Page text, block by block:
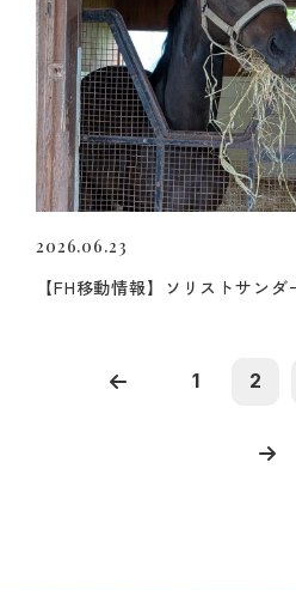
2026.06.23
【FH移動情報】ソリストサン
1 2